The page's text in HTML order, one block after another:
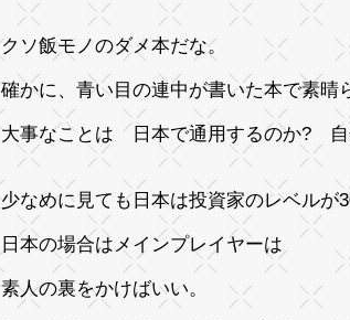
クソ飯モノのダメ本だな。
確かに、青い目の連中が書いた本で素晴
大事なことは 日本で通用するのか? 自
少なめに見ても日本は投資家のレベルが
日本の場合はメインプレイヤーは
素人の裏をかけばいい。